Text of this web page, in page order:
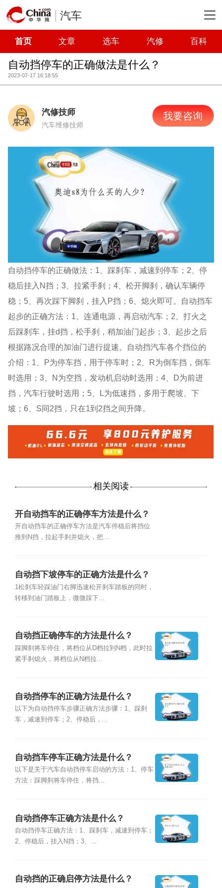
汽车
首页 文章 选车 汽修 百科
自动挡停车的正确做法是什么？
2023-07-17 16:18:55
汽修技师
汽车维修技师
我要咨询
自动挡停车的正确做法：1、踩刹车，减速到停车；2、停
稳后挂入N挡；3、拉紧手刹；4、松开脚刹，确认车辆停
稳；5、再次踩下脚刹，挂入P挡；6、熄火即可。自动挡车
起步的正确方法：1、连通电源，再启动汽车；2、打火之
后踩刹车，挂d挡，松手刹，稍加油门起步；3、起步之后
根据路况合理的加油门进行提速。自动挡汽车各个挡位的
介绍：1、P为停车挡，用于停车时；2、R为倒车挡，倒车
时选用；3、N为空挡，发动机启动时选用；4、D为前进
挡，汽车行驶时选用；5、L为低速挡，多用于爬坡、下
坡；6、S同2挡，只在1到2挡之间升降。
相关阅读
开自动挡车的正确停车方法是什么？
开自动挡车的正确停车方法是汽车停稳后将挡位
推到N挡，拉起手刹并熄火，把...
自动挡下坡停车的正确方法是什么？
1松刹车轻踩油门右脚迅速松开刹车踏板的同时，
转移到油门踏板上，微微踩下...
自动挡正确停车的方法是什么？
踩脚刹将车停住，将档位从D档拉到N档，此时拉
紧手刹熄火，将档位从N档拉...
自动挡停车的正确方法是什么？
以下为自动挡停车步骤正确方法步骤：1、踩刹
车，减速到停车；2、停稳后，...
自动挡车停车正确方法是什么？
以下是关于汽车自动挡停车启动的方法：1、停车
方法：踩脚刹将车停住，将挡...
自动挡停车正确方法是什么？
自动挡停车正确方法：1、踩刹车，减速到停车；
2、停稳后，挂入N挡；3、...
自动挡的正确启停方法是什么？